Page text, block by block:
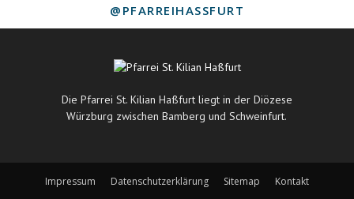
@PFARREIHASSFURT
Die Pfarrei St. Kilian Haßfurt liegt in der Diözese
Würzburg zwischen Bamberg und Schweinfurt.
Impressum Datenschutzerklärung Sitemap Kontakt